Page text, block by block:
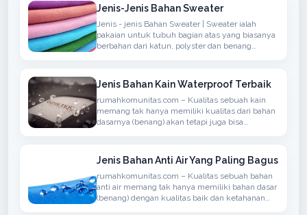
Jenis-Jenis Bahan Sweater
Jenis - jenis Bahan Sweater | Sweater ialah
pakaian untuk tubuh bagian atas yang biasanya
berbahan dari katun, polyster dan benang
ditambahkan hoodie
Jenis Bahan Kain Waterproof Terbaik
rumahkomunitas.com – Kualitas sebuah kain
memang tak hanya memiliki kualitas dari bahan
dasarnya (benang) akan tetapi juga bisa
untuk berdasarkan Jaket, Mantel atau
Jenis Bahan Anti Air Yang Paling Bagus
rumahkomunitas.com – Kualitas sebuah bahan
anti air memang tak hanya memiliki bahan dasar
(benang) dengan kualitas baik dan ketahanan